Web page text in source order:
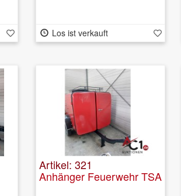
Los ist verkauft
Artikel: 321
Anhänger Feuerwehr TSA